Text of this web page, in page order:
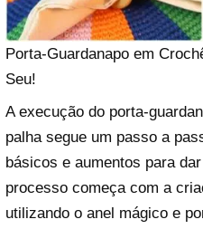
Porta-Guardanapo em
Seu!
A execução do porta-
palha segue um passo a
básicos e aumentos para
processo começa com a
utilizando o anel mágico e